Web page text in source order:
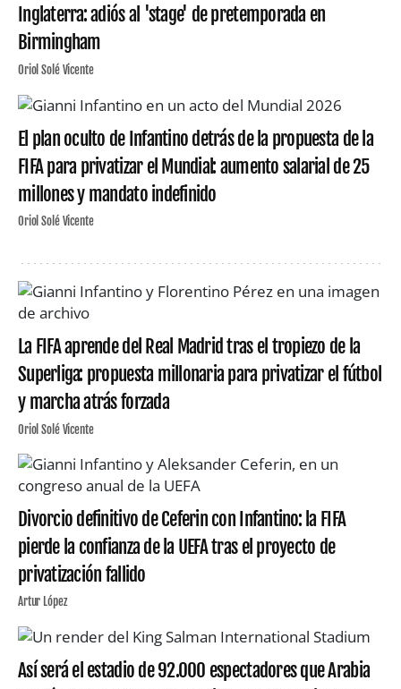
Inglaterra: adiós al 'stage' de pretemporada en
Birmingham
Oriol Solé Vicente
El plan oculto de Infantino detrás de la propuesta de la
FIFA para privatizar el Mundial: aumento salarial de 25
millones y mandato indefinido
Oriol Solé Vicente
La FIFA aprende del Real Madrid tras el tropiezo de la
Superliga: propuesta millonaria para privatizar el fútbol
y marcha atrás forzada
Oriol Solé Vicente
Divorcio definitivo de Ceferin con Infantino: la FIFA
pierde la confianza de la UEFA tras el proyecto de
privatización fallido
Artur López
Así será el estadio de 92.000 espectadores que Arabia